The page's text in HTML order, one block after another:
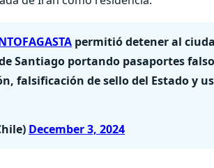
permitió detener al
Santiago portando pasaportes
falsificación de sello del Estado y
December 3, 2024